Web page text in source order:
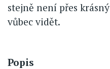
stejně není přes
vůbec vidět.
Popis